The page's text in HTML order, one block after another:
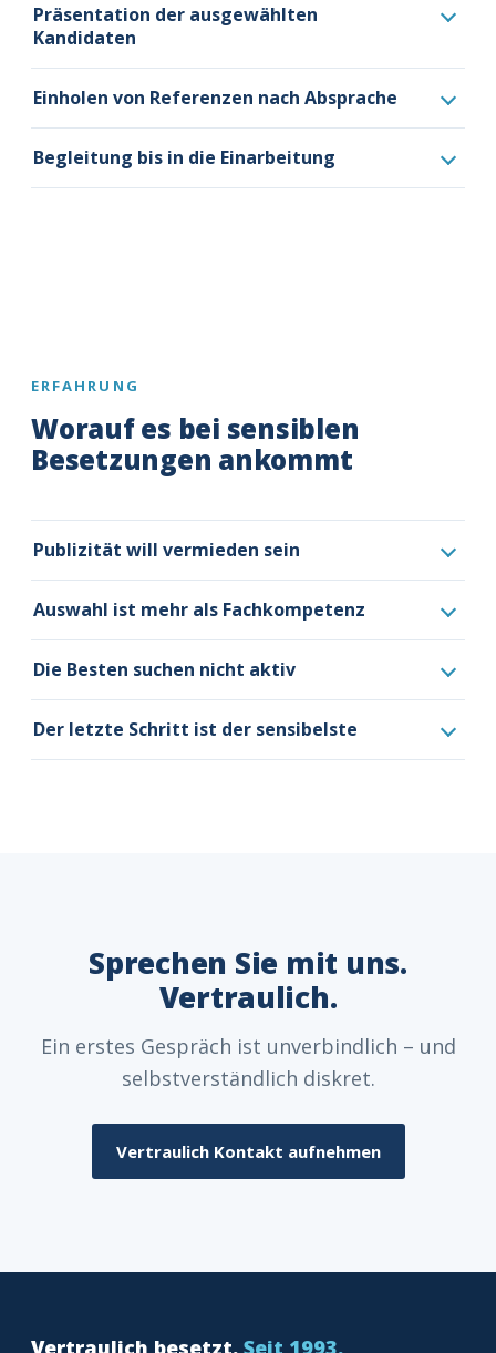
Präsentation der ausgewählten
Kandidaten
Einholen von Referenzen nach Absprache
Begleitung bis in die Einarbeitung
ERFAHRUNG
Worauf es bei sensiblen
Besetzungen ankommt
Publizität will vermieden sein
Auswahl ist mehr als Fachkompetenz
Die Besten suchen nicht aktiv
Der letzte Schritt ist der sensibelste
Sprechen Sie mit uns.
Vertraulich.
Ein erstes Gespräch ist unverbindlich – und
selbstverständlich diskret.
Vertraulich Kontakt aufnehmen
Vertraulich besetzt. Seit 1993.